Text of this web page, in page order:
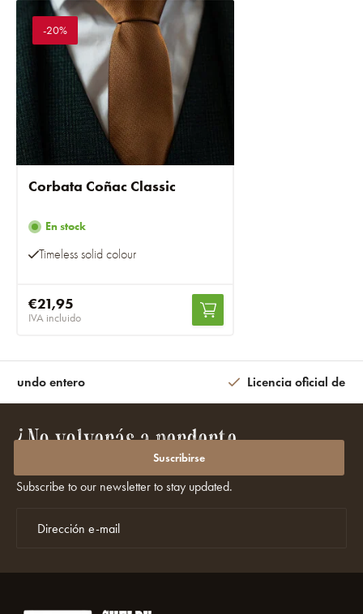
-20%
Corbata Coñac Classic
En stock
Timeless solid colour
€21,95
IVA incluido
mundo entero Licencia oficial de
¿No volverás a perderte
promociones ni descuentos?
Subscribe to our newsletter to stay updated.
Suscribirse